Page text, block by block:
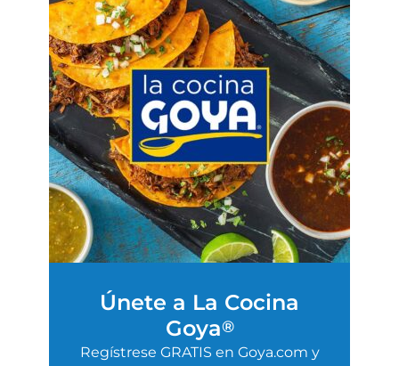
Únete a La Cocina
Goya®
Regístrese GRATIS en Goya.com y